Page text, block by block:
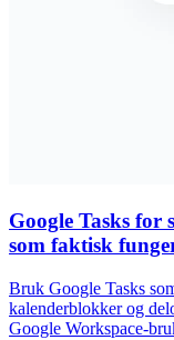
Google Tasks for
som faktisk
Bruk Google Tasks
kalenderblokker og
Google Workspace-